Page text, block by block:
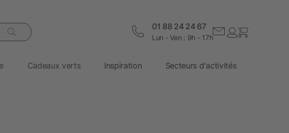
01 88 24 24 67
Lun - Ven : 9h - 17h
Cadeaux verts Inspiration Secteurs d'activités